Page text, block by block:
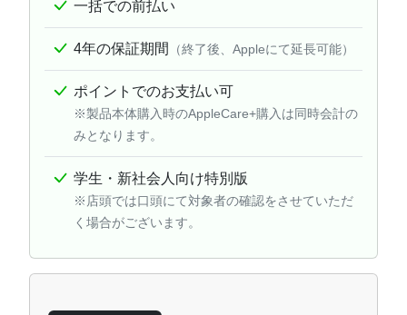
一括での前払い
4年の保証期間 （終了後、Appleにて延長可能）
ポイントでのお支払い可
※製品本体購入時のAppleCare+購入は同時会計の
みとなります。
学生・新社会人向け特別版
※店頭では口頭にて対象者の確認をさせていただ
く場合がございます。